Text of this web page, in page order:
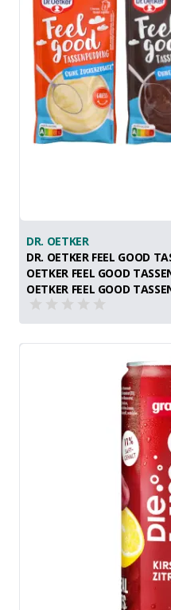
DR. OETKER
DR. OETKER FEEL GOOD
OETKER FEEL GOOD
OETKER FEEL GOOD